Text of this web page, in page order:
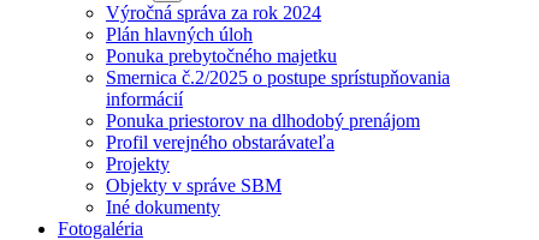
Výročná správa za rok 2024
Plán hlavných úloh
Ponuka prebytočného majetku
Smernica č.2/2025 o postupe sprístupňovania
informácií
Ponuka priestorov na dlhodobý prenájom
Profil verejného obstarávateľa
Projekty
Objekty v správe SBM
Iné dokumenty
Fotogaléria